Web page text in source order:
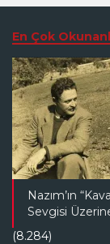
En Çok
Nazım’ın
Sevgisi
(8.284)